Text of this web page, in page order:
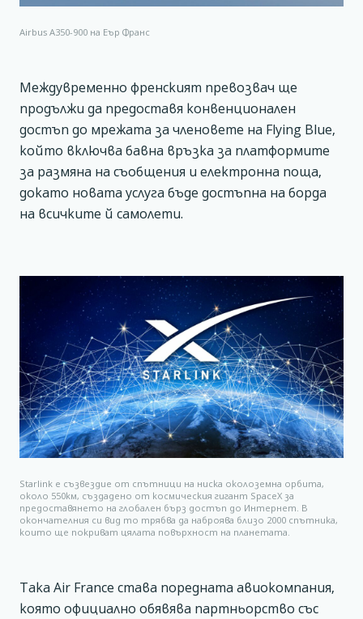
Airbus A350-900 на Еър Франс
Междувременно френският превозвач ще
продължи да предоставя конвенционален
достъп до мрежата за членовете на Flying Blue,
който включва бавна връзка за платформите
за размяна на съобщения и електронна поща,
докато новата услуга бъде достъпна на борда
на всичките й самолети.
Starlink е съзвездие от спътници на ниска околоземна орбита,
около 550км, създадено от космическия гигант SpaceX за
предоставянето на глобален бърз достъп до Интернет. В
окончателния си вид то трябва да наброява близо 2000 спътника,
които ще покриват цялата повърхност на планетата.
Така Air France става поредната авиокомпания,
която официално обявява партньорство със